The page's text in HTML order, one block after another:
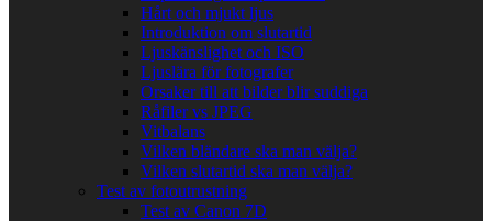
Hårt och mjukt ljus
Introduktion om slutartid
Ljuskänslighet och ISO
Ljuslära för fotografer
Orsaker till att bilder blir suddiga
Råfiler vs JPEG
Vitbalans
Vilken bländare ska man välja?
Vilken slutartid ska man välja?
Test av fotoutrustning
Test av Canon 7D